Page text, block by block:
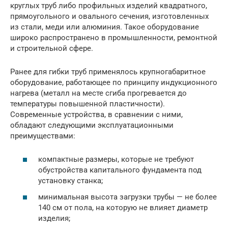
круглых труб либо профильных изделий квадратного,
прямоугольного и овального сечения, изготовленных
из стали, меди или алюминия. Такое оборудование
широко распространено в промышленности, ремонтной
и строительной сфере.
Ранее для гибки труб применялось крупногабаритное
оборудование, работающее по принципу индукционного
нагрева (металл на месте сгиба прогревается до
температуры повышенной пластичности).
Современные устройства, в сравнении с ними,
обладают следующими эксплуатационными
преимуществами:
компактные размеры, которые не требуют
обустройства капитального фундамента под
установку станка;
минимальная высота загрузки трубы — не более
140 см от пола, на которую не влияет диаметр
изделия;